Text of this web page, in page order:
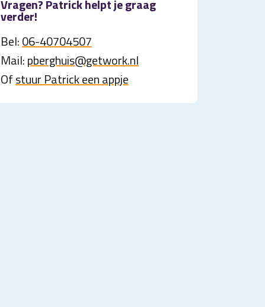
Vragen? Patrick helpt je graag
verder!
Bel:06-40704507
Mail:pberghuis@getwork.nl
Ofstuur Patrick een appje